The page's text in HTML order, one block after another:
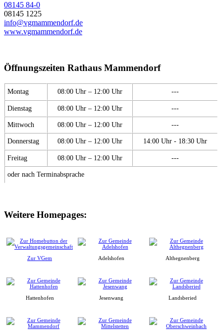
08145 84-0
08145 1225
info@vgmammendorf.de
www.vgmammendorf.de
Öffnungszeiten Rathaus Mammendorf
Montag 08:00 Uhr – 12:00 Uhr ---
Dienstag 08:00 Uhr – 12:00 Uhr ---
Mittwoch 08:00 Uhr – 12:00 Uhr ---
Donnerstag 08:00 Uhr – 12:00 Uhr 14:00 Uhr - 18:30 Uhr
Freitag 08:00 Uhr – 12:00 Uhr ---
oder nach Terminabsprache
Weitere Homepages:
Zur VGem Adelshofen Althegnenberg
Hattenhofen Jesenwang Landsberied